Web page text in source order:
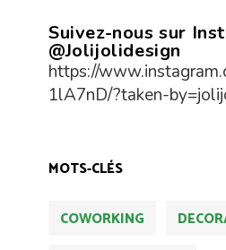
Suivez-nous sur
@Jolijolidesign
https://
1lA7nD/?taken-
MOTS-CLÉS
COWORKING